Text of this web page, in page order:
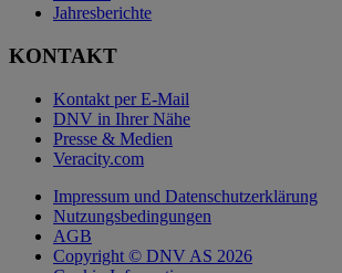
Jahresberichte
KONTAKT
Kontakt per E-Mail
DNV in Ihrer Nähe
Presse & Medien
Veracity.com
Impressum und Datenschutzerklärung
Nutzungsbedingungen
AGB
Copyright © DNV AS 2026